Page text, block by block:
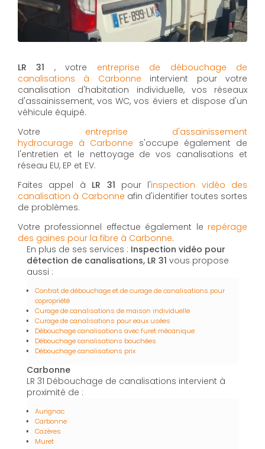
LR 31 , votre entreprise de débouchage de
canalisations à Carbonne intervient pour votre
canalisation d'habitation individuelle, vos réseaux
d'assainissement, vos WC, vos éviers et dispose d'un
véhicule équipé.
Votre entreprise d'assainissement
hydrocurage à Carbonne s'occupe également de
l'entretien et le nettoyage de vos canalisations et
réseau EU, EP et EV.
Faites appel à LR 31 pour l'inspection vidéo des
canalisation à Carbonne afin d'identifier toutes sortes
de problèmes.
Votre professionnel effectue également le repérage
des gaines pour la fibre à Carbonne.
En plus de ses services : Inspection vidéo pour
détection de canalisations, LR 31 vous propose
aussi :
Contrat de débouchage et de curage de canalisations pour
copropriété
Curage de canalisations de maison individuelle
Curage de canalisations pour eaux usées
Débouchage canalisations avec furet mécanique
Débouchage canalisations bouchées
Débouchage canalisations prix
Carbonne
LR 31 Débouchage de canalisations intervient à
proximité de :
Aurignac
Carbonne
Cazères
Muret